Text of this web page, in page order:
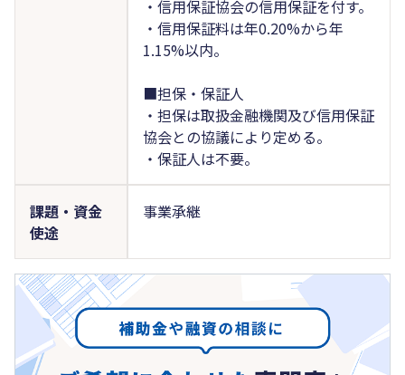
・信用保証協会の信用保証を付す。
・信用保証料は年0.20%から年
1.15%以内。
■担保・保証人
・担保は取扱金融機関及び信用保証
協会との協議により定める。
・保証人は不要。
課題・資金
使途
事業承継